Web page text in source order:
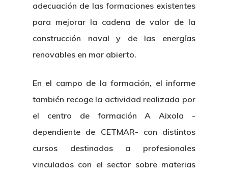
adecuación de las formaciones existentes
para mejorar la cadena de valor de la
construcción naval y de las energías
renovables en mar abierto.
En el campo de la formación, el informe
también recoge la actividad realizada por
el centro de formación A Aixola -
dependiente de CETMAR- con distintos
cursos destinados a profesionales
vinculados con el sector sobre materias